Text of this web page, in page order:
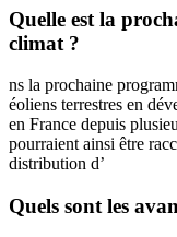
Quelle est la
climat ?
ns la prochaine
éoliens terrestres en
en France depuis
pourraient ainsi être
distribution d’
Quels sont les